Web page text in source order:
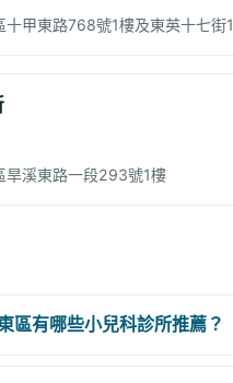
十甲東路768號1樓及東英十七街
旱溪東路一段293號1樓
區有哪些小兒科診所推薦？